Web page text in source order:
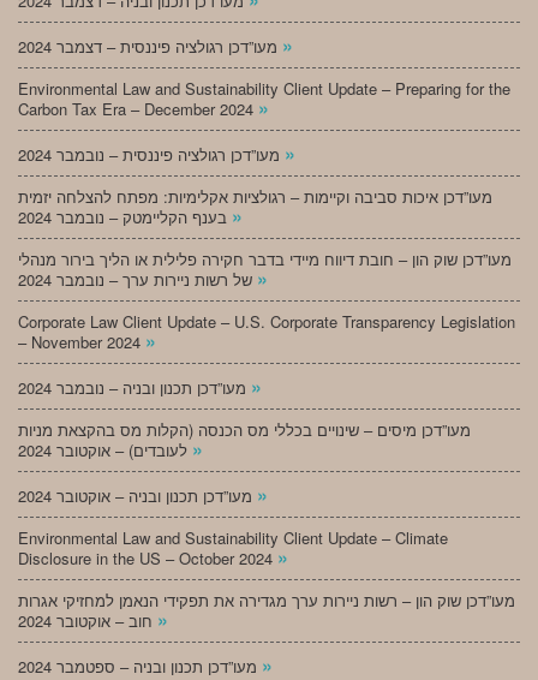
»
Environmental Law and Sustainability Client Update – Preparing for the
Carbon Tax Era – December 2024 »
»
מעו”דכן איכות סביבה וקיימות – רגולציות אקלימיות: מפתח להצלחה יזמית
»
מעו”דכן שוק הון – חובת דיווח מיידי בדבר חקירה פלילית או הליך בירור מנהלי
»
Corporate Law Client Update – U.S. Corporate Transparency Legislation
– November 2024 »
»
מעו”דכן מיסים – שינויים בכללי מס הכנסה (הקלות מס בהקצאת מניות
»
»
Environmental Law and Sustainability Client Update – Climate
Disclosure in the US – October 2024 »
מעו”דכן שוק הון – רשות ניירות ערך מגדירה את תפקידי הנאמן למחזיקי אגרות
»
»